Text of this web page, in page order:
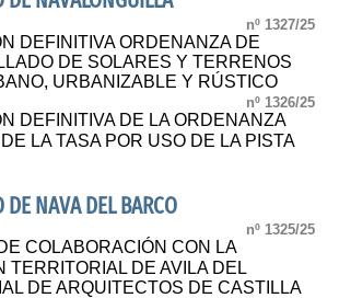
nº 1327/25
DEFINITIVA ORDENANZA DE
DE SOLARES Y TERRENOS
URBANIZABLE Y RÚSTICO
nº 1326/25
DEFINITIVA DE LA ORDENANZA
LA TASA POR USO DE LA PISTA
NAVA DEL BARCO
nº 1325/25
COLABORACIÓN CON LA
TERRITORIAL DE AVILA DEL
DE ARQUITECTOS DE CASTILLA